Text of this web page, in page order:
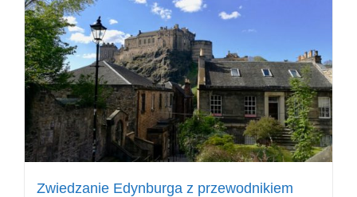
Zwiedzanie Edynburga z przewodnikiem